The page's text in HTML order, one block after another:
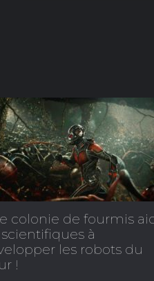
colonie de fourmis
scientifiques à
les robots du
!